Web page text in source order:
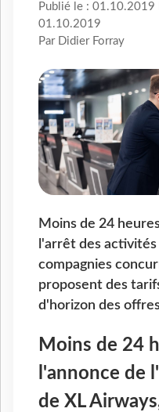
Publié le : 01.10.2019
01.10.2019
Par Didier Forray
Moins de 24
l'arrêt des
compagnies
proposent des
d'horizon des
Moins de 24
l'annonce de
de XL